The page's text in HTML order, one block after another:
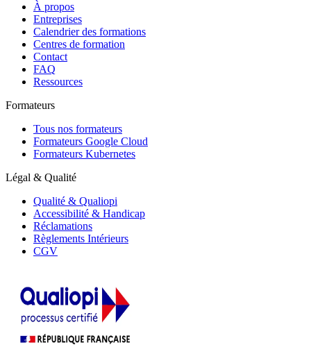
À propos
Entreprises
Calendrier des formations
Centres de formation
Contact
FAQ
Ressources
Formateurs
Tous nos formateurs
Formateurs Google Cloud
Formateurs Kubernetes
Légal & Qualité
Qualité & Qualiopi
Accessibilité & Handicap
Réclamations
Règlements Intérieurs
CGV